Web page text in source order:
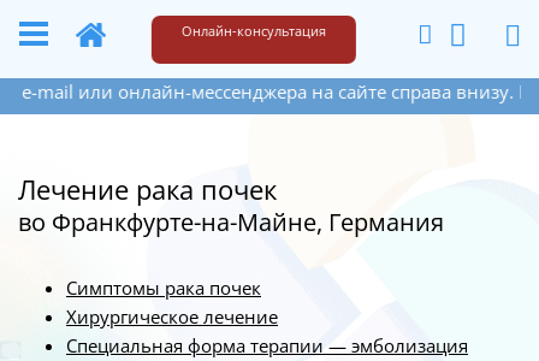
+49 173 6609187 Написать
Онлайн-консультация
мессенджера на сайте справа внизу. Если Вы
Лечение рака почек
во Франкфурте-на-Майне, Германия
Симптомы рака почек
Хирургическое лечение
Специальная форма терапии — эмболизация